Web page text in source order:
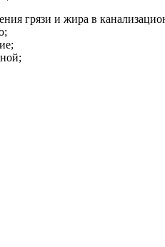
грязи и жира в